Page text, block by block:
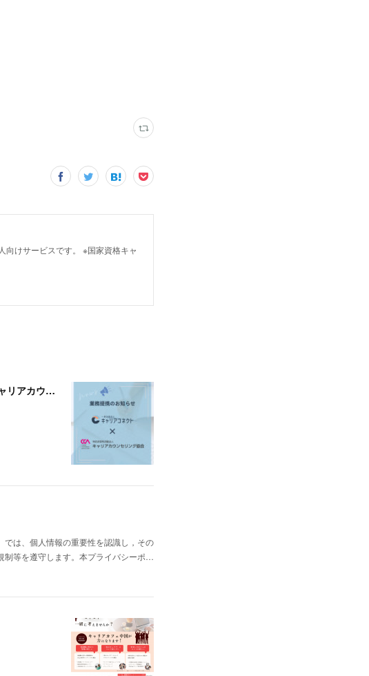
けサービスです。 ※国家資格キャ
【特別なご案内】国家資格キャリアコンサルタント養成講習（GCDF-Japanキャリアカウンセラートレーニングプログラム) 提携団体割引のご紹介
は、個人情報の重要性を認識し，その
制等を遵守します。本プライバシーポ…